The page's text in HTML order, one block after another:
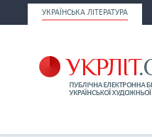
УКРАЇНСЬКА ЛІТЕРАТУРА